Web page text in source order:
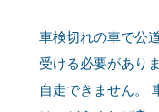
車検切れの車で公
受ける必要があり
自走できません。